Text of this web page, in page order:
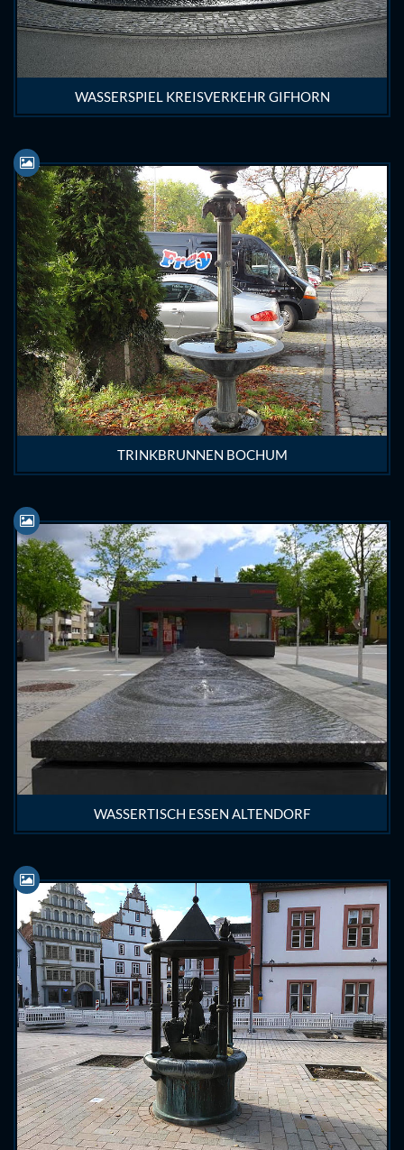
WASSERSPIEL KREISVERKEHR GIFHORN
TRINKBRUNNEN BOCHUM
WASSERTISCH ESSEN ALTENDORF